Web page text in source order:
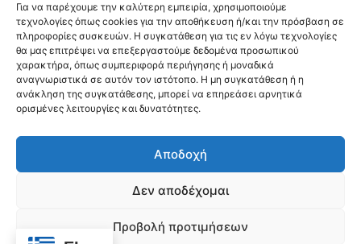
Για να παρέχουμε την καλύτερη εμπειρία, χρησιμοποιούμε
τεχνολογίες όπως cookies για την αποθήκευση ή/και την πρόσβαση σε
πληροφορίες συσκευών. Η συγκατάθεση για τις εν λόγω τεχνολογίες
θα μας επιτρέψει να επεξεργαστούμε δεδομένα προσωπικού
χαρακτήρα, όπως συμπεριφορά περιήγησης ή μοναδικά
αναγνωριστικά σε αυτόν τον ιστότοπο. Η μη συγκατάθεση ή η
ανάκληση της συγκατάθεσης, μπορεί να επηρεάσει αρνητικά
ορισμένες λειτουργίες και δυνατότητες.
Αποδοχή
Δεν αποδέχομαι
Προβολή προτιμήσεων
Κ:6977 248885
E:foni@typoparos.gr(για αγγελίες:sales@typoparos.gr)
Πολιτική απορρήτου & Cookies